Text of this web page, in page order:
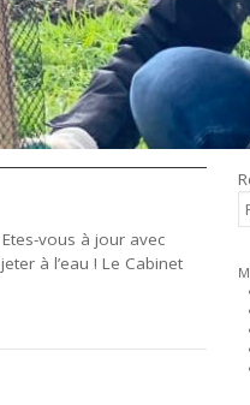
vous à jour avec
à l’eau ! Le Cabinet